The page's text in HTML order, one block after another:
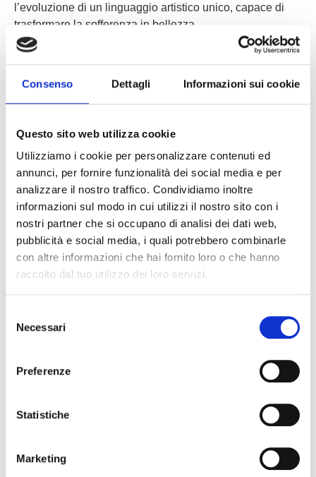
Consenso Dettagli Informazioni sui cookie
Questo sito web utilizza cookie
Utilizziamo i cookie per personalizzare contenuti ed
annunci, per fornire funzionalità dei social media e per
analizzare il nostro traffico. Condividiamo inoltre
informazioni sul modo in cui utilizzi il nostro sito con i
nostri partner che si occupano di analisi dei dati web,
pubblicità e social media, i quali potrebbero combinarle
con altre informazioni che hai fornito loro o che hanno
raccolto dal tuo utilizzo dei loro servizi.
delNecessari
Preferenze
Statistiche
Marketing
l’evoluzione di un linguaggio artistico unico, capace di
trasformare la sofferenza in bellezza.
Un’occasione per riscoprire Antonio Ligabuelontano
dagli stereotipi, attraverso opere che hanno costruito la
sua leggenda e che invitano a riflettere sul valore dell’arte
come strumento di liberazione personale e riconciliazione
dettagli riguardanti al visita e le modalità di prenotazione.
Altre lezioni sul
TUTTI